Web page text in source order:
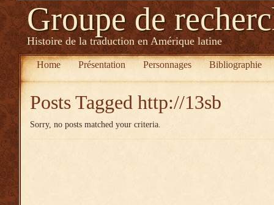
Groupe de
Histoire de la traduction en Amérique latine
Home Présentation Personnages Bibliographie
Posts Tagged http://13sb
Sorry, no posts matched your criteria.